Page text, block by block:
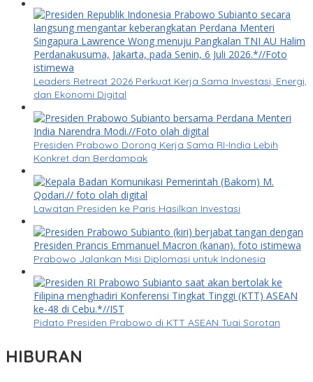
Leaders Retreat 2026 Perkuat Kerja Sama Investasi, Energi,
dan Ekonomi Digital
Presiden Prabowo Dorong Kerja Sama RI-India Lebih
Konkret dan Berdampak
Lawatan Presiden ke Paris Hasilkan Investasi
Prabowo Jalankan Misi Diplomasi untuk Indonesia
Pidato Presiden Prabowo di KTT ASEAN Tuai Sorotan
HIBURAN